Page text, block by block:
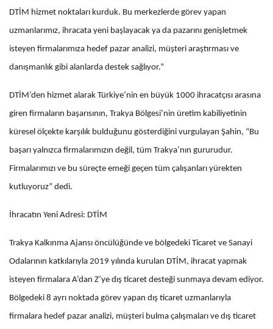
DTİM hizmet noktaları kurduk. Bu merkezlerde görev yapan
uzmanlarımız, ihracata yeni başlayacak ya da pazarını genişletmek
isteyen firmalarımıza hedef pazar analizi, müşteri araştırması ve
danışmanlık gibi alanlarda destek sağlıyor.”
DTİM’den hizmet alarak Türkiye’nin en büyük 1000 ihracatçısı arasına
giren firmaların başarısının, Trakya Bölgesi’nin üretim kabiliyetinin
küresel ölçekte karşılık bulduğunu gösterdiğini vurgulayan Şahin, “Bu
başarı yalnızca firmalarımızın değil, tüm Trakya’nın gururudur.
Firmalarımızı ve bu süreçte emeği geçen tüm çalışanları yürekten
kutluyoruz” dedi.
İhracatın Yeni Adresi: DTİM
Trakya Kalkınma Ajansı öncülüğünde ve bölgedeki Ticaret ve Sanayi
Odalarının katkılarıyla 2019 yılında kurulan DTİM, ihracat yapmak
isteyen firmalara A’dan Z’ye dış ticaret desteği sunmaya devam ediyor.
Bölgedeki 8 ayrı noktada görev yapan dış ticaret uzmanlarıyla
firmalara hedef pazar analizi, müşteri bulma çalışmaları ve dış ticaret